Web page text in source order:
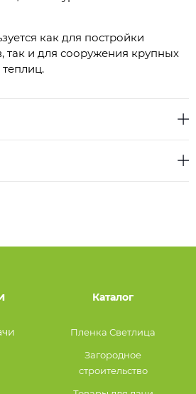
как для постройки
так и для сооружения крупных
Каталог
Пленка Светлица
Загородное
строительство